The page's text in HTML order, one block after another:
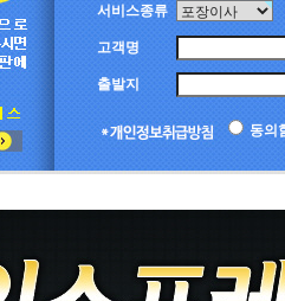
서비스종류
고객명
출발지
동의